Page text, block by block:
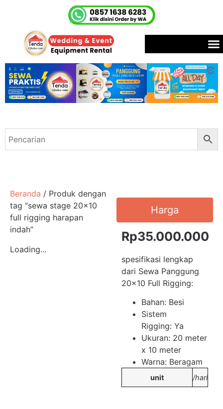
Beranda / Produk dengan
tag “sewa stage 20x10
full rigging harapan
indah”
Loading...
Harga
Rp35.000.000
spesifikasi lengkap
dari Sewa Panggung
20×10 Full Rigging:
Bahan: Besi
Sistem
Rigging: Ya
Ukuran: 20 meter
x 10 meter
Warna: Beragam
unit /hari